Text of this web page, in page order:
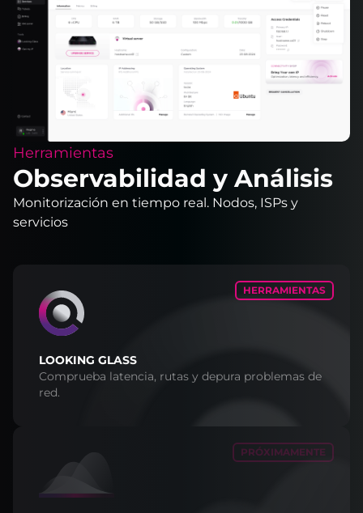
Herramientas
Observabilidad y Análisis
Monitorización en tiempo real. Nodos, ISPs y
servicios
HERRAMIENTAS
LOOKING GLASS
Comprueba latencia, rutas y depura problemas de
red.
PRÓXIMAMENTE